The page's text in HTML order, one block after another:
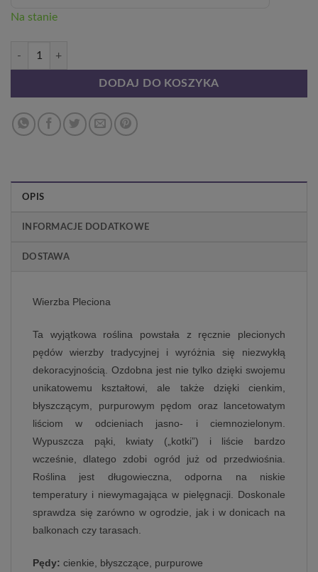
Na stanie
ilość Wierzba Pleciona Ciemna (Salix alba x purpurea) w poj. 4L
DODAJ DO KOSZYKA
OPIS
INFORMACJE DODATKOWE
DOSTAWA
Wierzba Pleciona
Ta wyjątkowa roślina powstała z ręcznie plecionych
pędów wierzby tradycyjnej i wyróżnia się niezwykłą
dekoracyjnością. Ozdobna jest nie tylko dzięki swojemu
unikatowemu kształtowi, ale także dzięki cienkim,
błyszczącym, purpurowym pędom oraz lancetowatym
liściom w odcieniach jasno‑ i ciemnozielonym.
Wypuszcza pąki, kwiaty („kotki”) i liście bardzo
wcześnie, dlatego zdobi ogród już od przedwiośnia.
Roślina jest długowieczna, odporna na niskie
temperatury i niewymagająca w pielęgnacji. Doskonale
sprawdza się zarówno w ogrodzie, jak i w donicach na
balkonach czy tarasach.
Pędy: cienkie, błyszczące, purpurowe